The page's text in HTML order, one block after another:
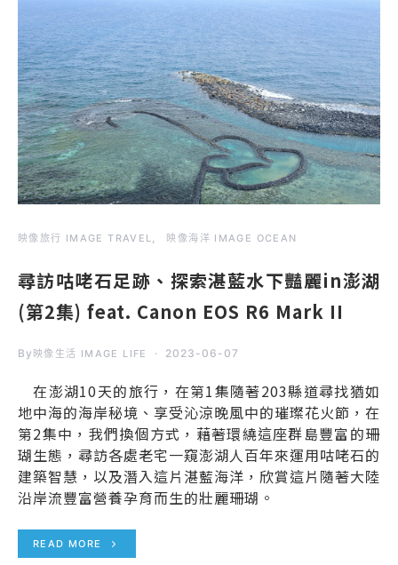
映像旅行 IMAGE TRAVEL 映像海洋 IMAGE OCEAN
尋訪咕咾石足跡、探索湛藍水下豔麗in澎湖
(第2集) feat. Canon EOS R6 Mark II
By 映像生活 IMAGE LIFE 2023-06-07
在澎湖10天的旅行，在第1集隨著203縣道尋找猶如
地中海的海岸秘境、享受沁涼晚風中的璀璨花火節，在
第2集中，我們換個方式，藉著環繞這座群島豐富的珊
瑚生態，尋訪各處老宅一窺澎湖人百年來運用咕咾石的
建築智慧，以及潛入這片湛藍海洋，欣賞這片隨著大陸
沿岸流豐富營養孕育而生的壯麗珊瑚。
READ MORE